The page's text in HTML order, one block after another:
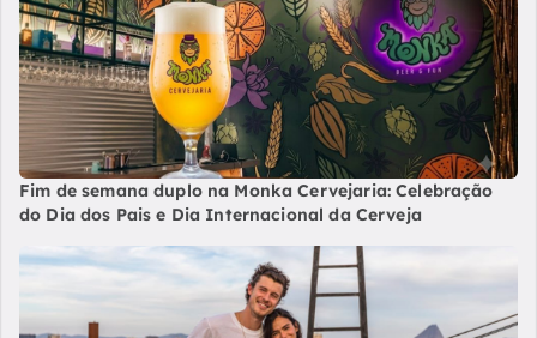
Fim de semana duplo na Monka Cervejaria: Celebração
do Dia dos Pais e Dia Internacional da Cerveja